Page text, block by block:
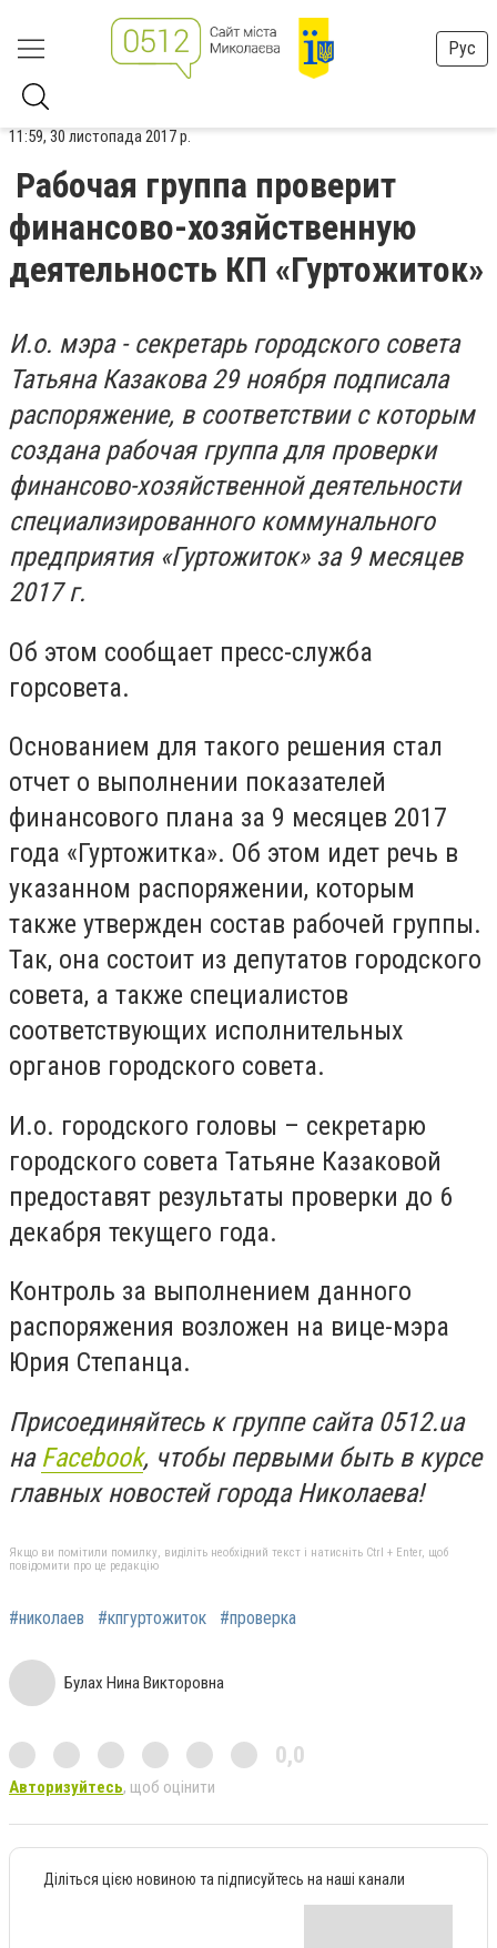
Рус
11:59, 30 листопада 2017 р.
Рабочая группа проверит
финансово-хозяйственную
деятельность КП «Гуртожиток»
И.о. мэра - секретарь городского совета
Татьяна Казакова 29 ноября подписала
распоряжение, в соответствии с которым
создана рабочая группа для проверки
финансово-хозяйственной деятельности
специализированного коммунального
предприятия «Гуртожиток» за 9 месяцев
2017 г.
Об этом сообщает пресс-служба
горсовета.
Основанием для такого решения стал
отчет о выполнении показателей
финансового плана за 9 месяцев 2017
года «Гуртожитка». Об этом идет речь в
указанном распоряжении, которым
также утвержден состав рабочей группы.
Так, она состоит из депутатов городского
совета, а также специалистов
соответствующих исполнительных
органов городского совета.
И.о. городского головы – секретарю
городского совета Татьяне Казаковой
предоставят результаты проверки до 6
декабря текущего года.
Контроль за выполнением данного
распоряжения возложен на вице-мэра
Юрия Степанца.
Присоединяйтесь к группе сайта 0512.ua
на Facebook, чтобы первыми быть в курсе
главных новостей города Николаева!
Якщо ви помітили помилку, виділіть необхідний текст і натисніть Ctrl + Enter, щоб
повідомити про це редакцію
#николаев #кпгуртожиток #проверка
Булах Нина Викторовна
0,0
Авторизуйтесь, щоб оцінити
Діліться цією новиною та підписуйтесь на наші канали